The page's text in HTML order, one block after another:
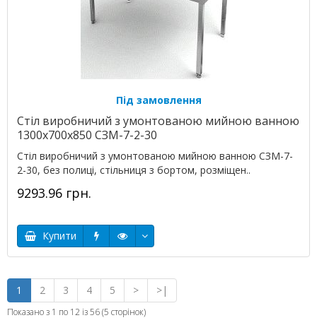
Під замовлення
Стіл виробничий з умонтованою мийною ванною
1300х700х850 СЗМ-7-2-30
Стіл виробничий з умонтованою мийною ванною СЗМ-7-
2-30, без полиці, стільниця з бортом, розміщен..
9293.96 грн.
Купити
1 2 3 4 5 > >|
Показано з 1 по 12 із 56 (5 сторінок)